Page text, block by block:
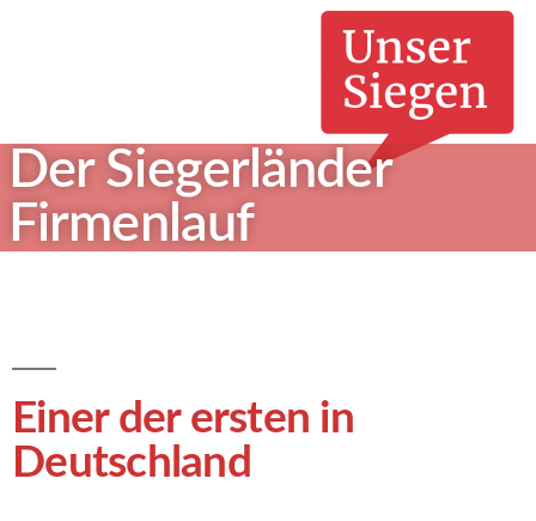
Der Siegerländer
Firmenlauf
Einer der ersten in
Deutschland